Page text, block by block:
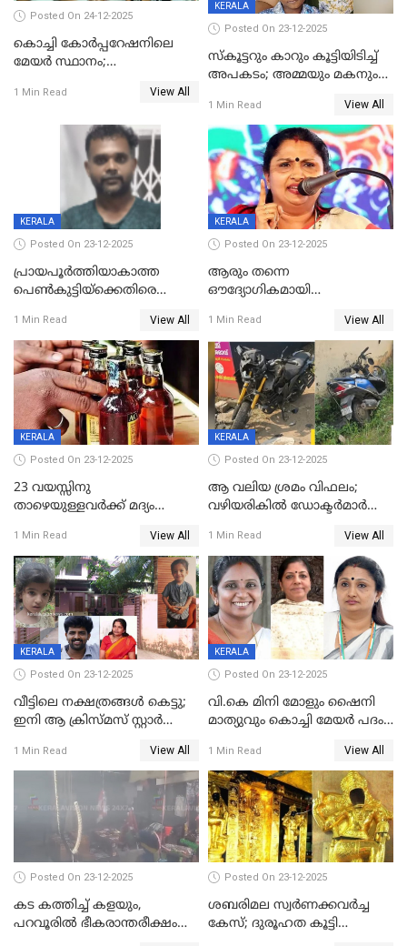
Posted On 24-12-2025
കൊച്ചി കോര്‍പ്പറേഷനിലെ
മേയര്‍ സ്ഥാനം;
രൂക്ഷം
1 Min Read View All
KERALA
Posted On 23-12-2025
സ്കൂട്ടറും കാറും കൂട്ടിയിടിച്ച്
അപകടം; അമ്മയും മകനും
ഗുരുതരാവസ്ഥയിൽ
1 Min Read View All
KERALA
Posted On 23-12-2025
പ്രായപൂർത്തിയാകാത്ത
പെൺകുട്ടിയ്ക്കെതിരെ
59 വർഷം തടവും 90,൦൦൦ രൂപ
പിഴയും ശിക്ഷ
1 Min Read View All
KERALA
Posted On 23-12-2025
ആരും തന്നെ
ഔദ്യോഗികമായി
കണ്ടെത്താൻ ഇന്ന് കോർ
കമ്മിറ്റി കൂടിയില്ല';
അതൃപ്തിയുമായി ദീപ്തി മേരി
വർഗീസ്
1 Min Read View All
KERALA
Posted On 23-12-2025
23 വയസ്സിനു
താഴെയുള്ളവർക്ക് മദ്യം
നടപടി;സ്ഥാപനങ്ങൾക്കെതിരെ
രണ്ട് കേസുകൾ
1 Min Read View All
KERALA
Posted On 23-12-2025
ആ വലിയ ശ്രമം വിഫലം;
വഴിയരികില്‍ ‌ഡോക്ടര്‍മാര്‍
മരണത്തിന് കീഴടങ്ങി
1 Min Read View All
KERALA
Posted On 23-12-2025
വീട്ടിലെ നക്ഷത്രങ്ങൾ കെട്ടു;
ഇനി ആ ക്രിസ്മസ് സ്റ്റാർ
വേണ്ടിയുള്ള
പിടിവലിക്കിടയിൽ
അപ്പൂപ്പനെതിരെ പോക്സോ
കേസ് ഒടുവിൽ 4 ജീവനുകൾ
പൊലിഞ്ഞു
1 Min Read View All
KERALA
Posted On 23-12-2025
വി.കെ മിനി മോളും ഷൈനി
മാത്യുവും കൊച്ചി മേയർ പദം
മേയറാകില്ല
1 Min Read View All
Posted On 23-12-2025
കട കത്തിച്ച് കളയും,
പറവൂരില്‍ ഭീകരാന്തരീക്ഷം
Posted On 23-12-2025
ശബരിമല സ്വര്‍ണക്കവര്‍ച്ച
കേസ്; ദുരൂഹത കൂട്ടി